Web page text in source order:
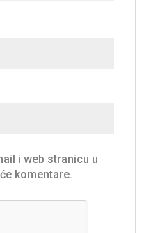
i web stranicu u
komentare.